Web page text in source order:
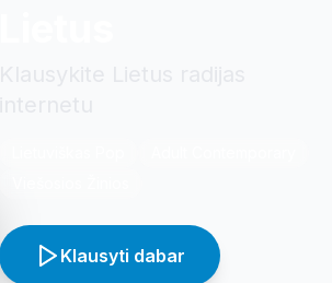
Klausyti dabar